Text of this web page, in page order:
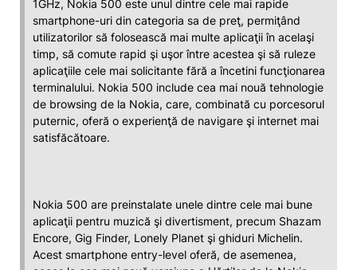
1GHz, Nokia 500 este unul dintre cele mai rapide
smartphone-uri din categoria sa de preţ, permiţând
utilizatorilor să folosească mai multe aplicaţii în acelaşi
timp, să comute rapid şi uşor între acestea şi să ruleze
aplicaţiile cele mai solicitante fără a încetini funcţionarea
terminalului. Nokia 500 include cea mai nouă tehnologie
de browsing de la Nokia, care, combinată cu porcesorul
puternic, oferă o experienţă de navigare şi internet mai
satisfăcătoare.
Nokia 500 are preinstalate unele dintre cele mai bune
aplicaţii pentru muzică şi divertisment, precum Shazam
Encore, Gig Finder, Lonely Planet şi ghiduri Michelin.
Acest smartphone entry-level oferă, de asemenea,